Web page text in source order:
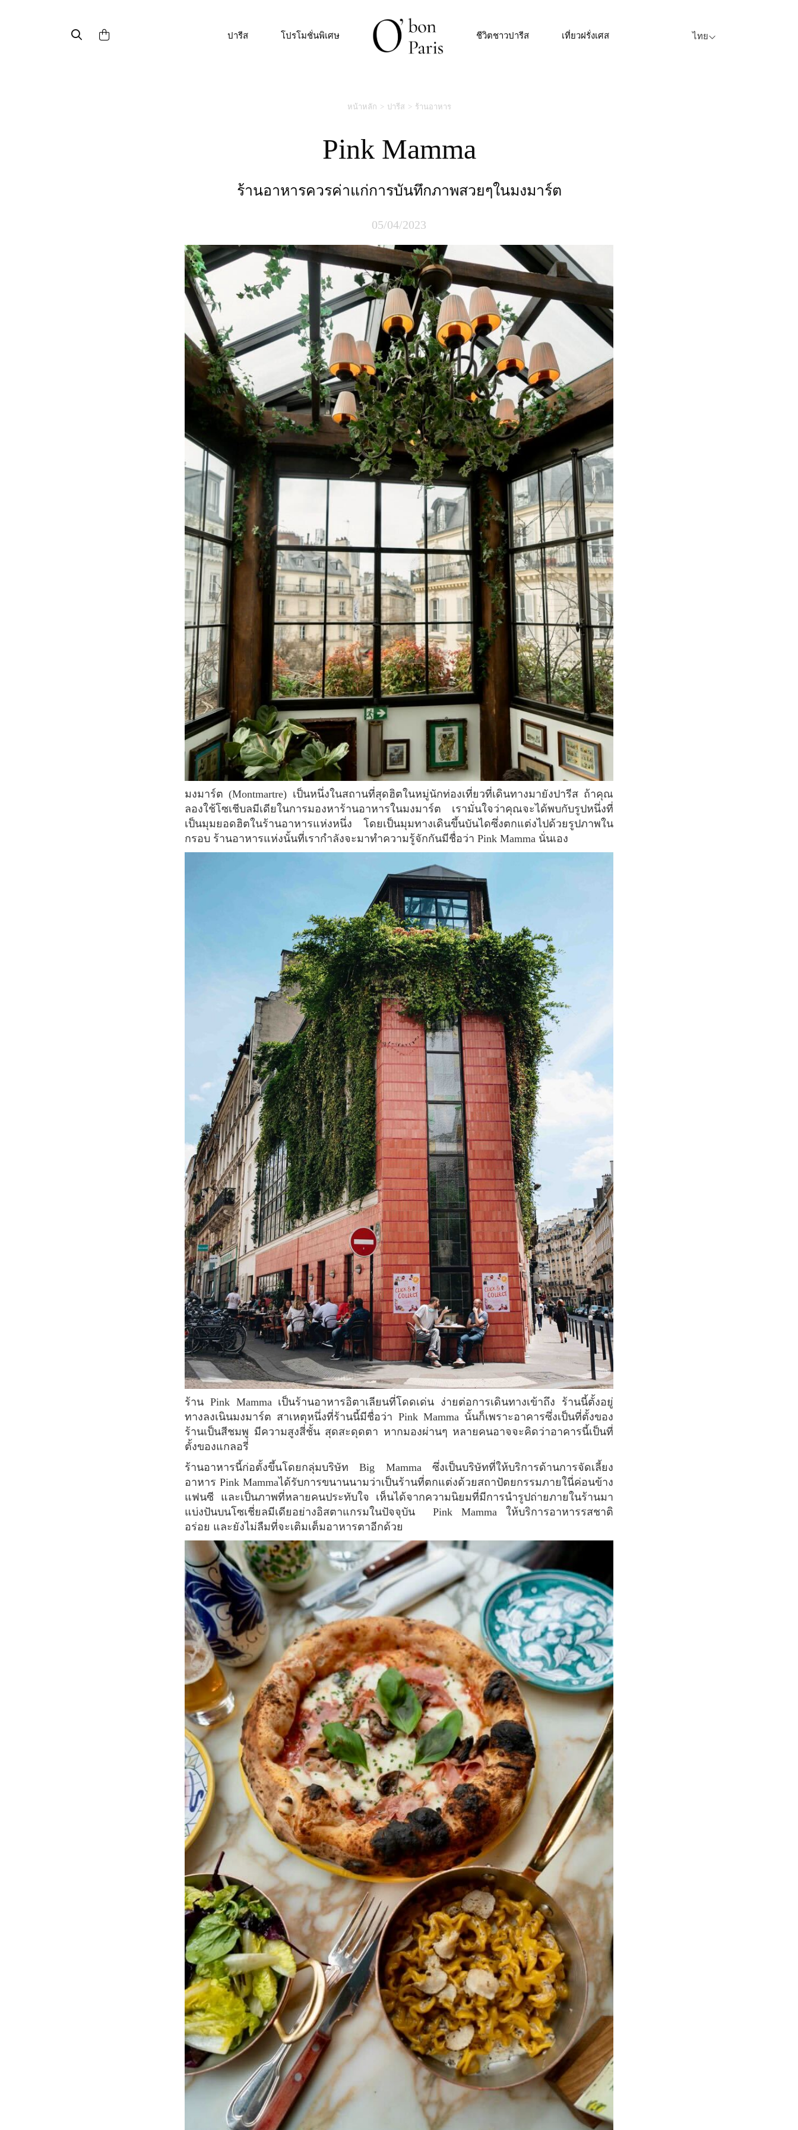
ปารีส โปรโมชั่นพิเศษ ชีวิตชาวปารีส เที่ยวฝรั่งเศส ไทย
หน้าหลัก ปารีส ร้านอาหาร
Pink Mamma
ร้านอาหารควรค่าแก่การบันทึกภาพสวยๆในมงมาร์ต
05/04/2023
มงมาร์ต (Montmartre) เป็นหนึ่งในสถานที่สุดฮิตในหมู่นักท่องเที่ยวที่เดินทางมายังปารีส ถ้าคุณ
ลองใช้โซเชีบลมีเดียในการมองหาร้านอาหารในมงมาร์ต เรามั่นใจว่าคุณจะได้พบกับรูปหนึ่งที่
เป็นมุมยอดฮิตในร้านอาหารแห่งหนึ่ง โดยเป็นมุมทางเดินขึ้นบันไดซึ่งตกแต่งไปด้วยรูปภาพใน
กรอบ ร้านอาหารแห่งนั้นที่เรากำลังจะมาทำความรู้จักกันมีชื่อว่า Pink Mamma นั่นเอง
ร้าน Pink Mamma เป็นร้านอาหารอิตาเลียนที่โดดเด่น ง่ายต่อการเดินทางเข้าถึง ร้านนี้ตั้งอยู่
ทางลงเนินมงมาร์ต สาเหตุหนึ่งที่ร้านนี้มีชื่อว่า Pink Mamma นั้นก็เพราะอาคารซึ่งเป็นที่ตั้งของ
ร้านเป็นสีชมพู มีความสูงสี่ชั้น สุดสะดุดตา หากมองผ่านๆ หลายคนอาจจะคิดว่าอาคารนี้เป็นที่
ตั้งของแกลอรี่
ร้านอาหารนี้ก่อตั้งขึ้นโดยกลุ่มบริษัท Big Mamma ซึ่งเป็นบริษัทที่ให้บริการด้านการจัดเลี้ยง
อาหาร Pink Mammaได้รับการขนานนามว่าเป็นร้านที่ตกแต่งด้วยสถาปัตยกรรมภายในี่ค่อนข้าง
แฟนซี และเป็นภาพที่หลายคนประทับใจ เห็นได้จากความนิยมที่มีการนำรูปถ่ายภายในร้านมา
แบ่งปันบนโซเชี่ยลมีเดียอย่างอิสตาแกรมในปัจจุบัน Pink Mamma ให้บริการอาหารรสชาติ
อร่อย และยังไม่ลืมที่จะเติมเต็มอาหารตาอีกด้วย